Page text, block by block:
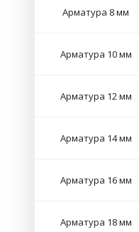
Арматура 8 мм
Арматура 10 мм
Арматура 12 мм
Арматура 14 мм
Арматура 16 мм
Арматура 18 мм